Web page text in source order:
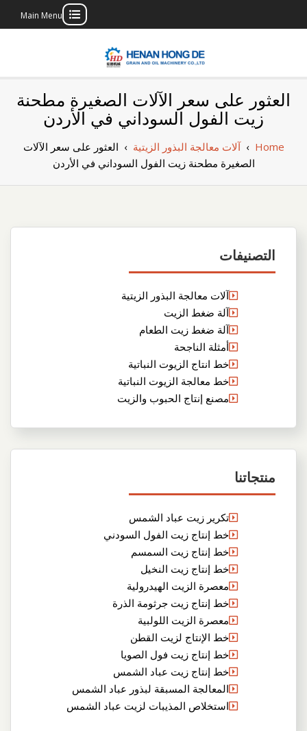
Main Menu
بناء مصنع إنتاج
الزيوت النباتية
الخاص بك
العثور على سعر الآلات الصغيرة مطحنة
زيت الفول السوداني في الأردن
Home
›آلات معالجة البذور الزيتية › العثور على سعر الآلات
الصغيرة مطحنة زيت الفول السوداني في الأردن
التصنيفات
آلات معالجة البذور الزيتية
آلة ضغط الزيت
آلة ضغط زيت الطعام
أمثلة الناجحة
خط انتاج الزيوت النباتية
خط معالجة الزيوت النباتية
مصنع إنتاج الحبوب والزيت
منتجاتنا
تكرير زيت عباد الشمس
خط إنتاج زيت الفول السودني
خط إنتاج زيت السمسم
خط إنتاج زيت النخيل
معصرة الزيت الهيدرولية
خط إنتاج زيت جرثومة الذرة
معصرة الزيت اللولبية
خط الإنتاج لزيت القطن
خط إنتاج زيت فول الصويا
خط إنتاج زيت عباد الشمس
المعالجة المسبقة لبذور عباد الشمس
استخلاص المذيبات لزيت عباد الشمس